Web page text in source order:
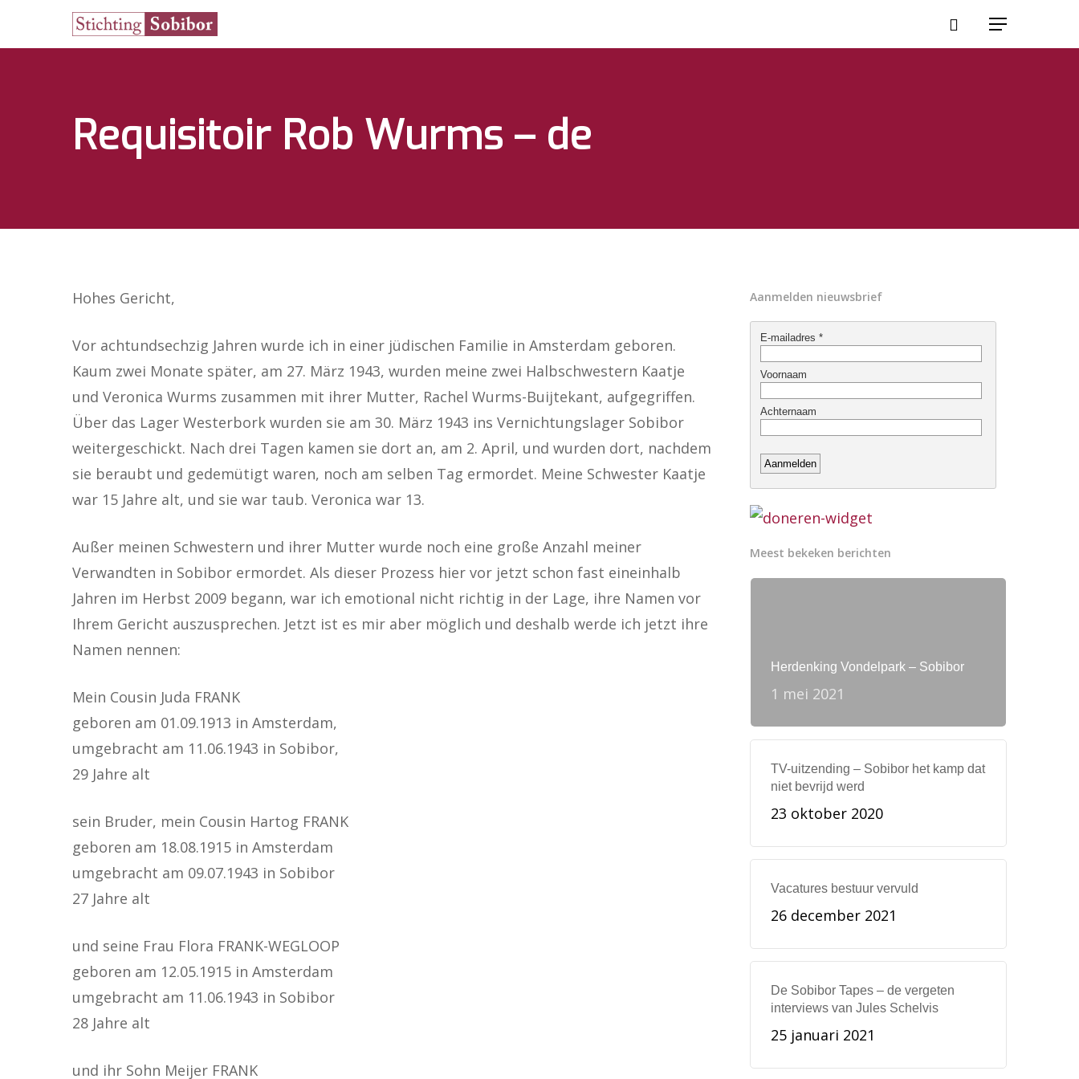
Hit enter to search or ESC to close
Requisitoir Rob Wurms – de
Hohes Gericht,
Vor achtundsechzig Jahren wurde ich in einer jüdischen Familie in Amsterdam geboren.
Kaum zwei Monate später, am 27. März 1943, wurden meine zwei Halbschwestern Kaatje
und Veronica Wurms zusammen mit ihrer Mutter, Rachel Wurms-Buijtekant, aufgegriffen.
Über das Lager Westerbork wurden sie am 30. März 1943 ins Vernichtungslager Sobibor
weitergeschickt. Nach drei Tagen kamen sie dort an, am 2. April, und wurden dort, nachdem
sie beraubt und gedemütigt waren, noch am selben Tag ermordet. Meine Schwester Kaatje
war 15 Jahre alt, und sie war taub. Veronica war 13.
Außer meinen Schwestern und ihrer Mutter wurde noch eine große Anzahl meiner
Verwandten in Sobibor ermordet. Als dieser Prozess hier vor jetzt schon fast eineinhalb
Jahren im Herbst 2009 begann, war ich emotional nicht richtig in der Lage, ihre Namen vor
Ihrem Gericht auszusprechen. Jetzt ist es mir aber möglich und deshalb werde ich jetzt ihre
Namen nennen:
Mein Cousin Juda FRANK
geboren am 01.09.1913 in Amsterdam,
umgebracht am 11.06.1943 in Sobibor,
29 Jahre alt
sein Bruder, mein Cousin Hartog FRANK
geboren am 18.08.1915 in Amsterdam
umgebracht am 09.07.1943 in Sobibor
27 Jahre alt
und seine Frau Flora FRANK-WEGLOOP
geboren am 12.05.1915 in Amsterdam
umgebracht am 11.06.1943 in Sobibor
28 Jahre alt
und ihr Sohn Meijer FRANK
Aanmelden nieuwsbrief
Meest bekeken berichten
Herdenking Vondelpark – Sobibor
1 mei 2021
TV-uitzending – Sobibor het kamp dat
niet bevrijd werd
23 oktober 2020
Vacatures bestuur vervuld
26 december 2021
De Sobibor Tapes – de vergeten
interviews van Jules Schelvis
25 januari 2021